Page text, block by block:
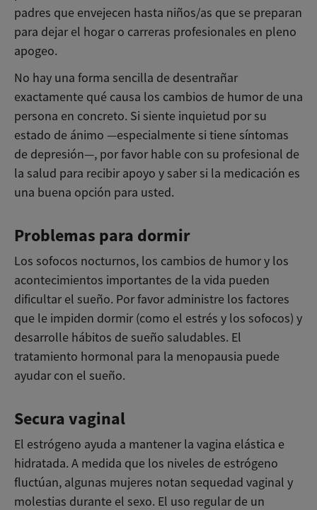
padres que envejecen hasta niños/as que se preparan
para dejar el hogar o carreras profesionales en pleno
apogeo.
No hay una forma sencilla de desentrañar
exactamente qué causa los cambios de humor de una
persona en concreto. Si siente inquietud por su
estado de ánimo —especialmente si tiene síntomas
de depresión—, por favor hable con su profesional de
la salud para recibir apoyo y saber si la medicación es
una buena opción para usted.
Problemas para dormir
Los sofocos nocturnos, los cambios de humor y los
acontecimientos importantes de la vida pueden
dificultar el sueño. Por favor administre los factores
que le impiden dormir (como el estrés y los sofocos) y
desarrolle hábitos de sueño saludables. El
tratamiento hormonal para la menopausia puede
ayudar con el sueño.
Secura vaginal
El estrógeno ayuda a mantener la vagina elástica e
hidratada. A medida que los niveles de estrógeno
fluctúan, algunas mujeres notan sequedad vaginal y
molestias durante el sexo. El uso regular de un